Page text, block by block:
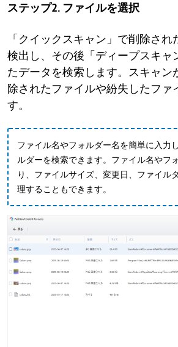
ステップ2. ファイルを選択
「クイックスキャン」で削除さ
検出し、その後「ディープスキャ
たデータを検索します。スキャン
除されたファイルや紛失したファ
す。
ファイル名やフォルダー名を簡単に入力
ルダーを検索できます。ファイル名やフ
り、ファイルサイズ、変更日、ファイル
理することもできます。